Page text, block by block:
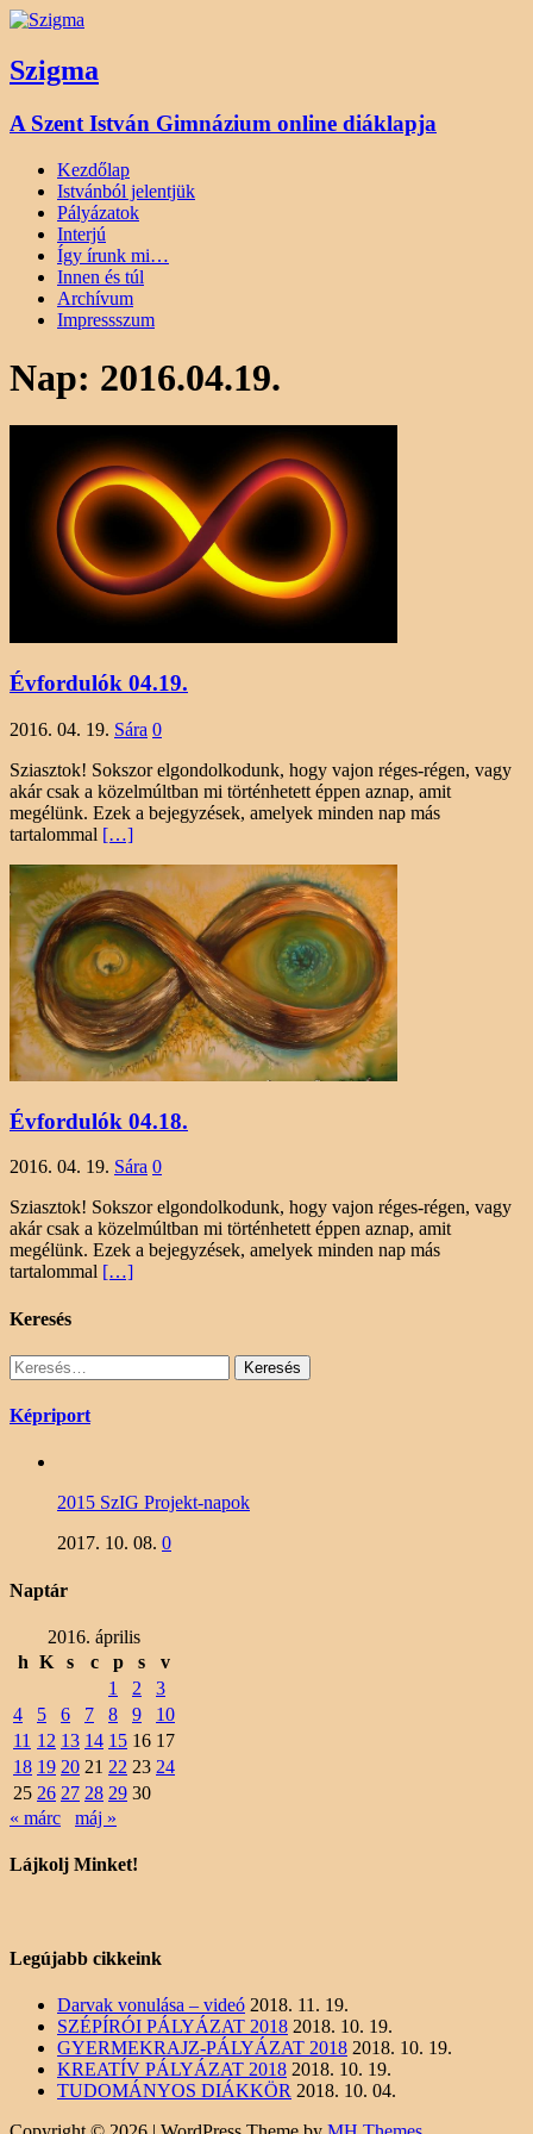
Szigma
A Szent István Gimnázium online diáklapja
Kezdőlap
Istvánból jelentjük
Pályázatok
Interjú
Így írunk mi…
Innen és túl
Archívum
Impressszum
Nap: 2016.04.19.
Évfordulók 04.19.
2016. 04. 19. Sára 0
Sziasztok! Sokszor elgondolkodunk, hogy vajon réges-régen, vagy
akár csak a közelmúltban mi történhetett éppen aznap, amit
megélünk. Ezek a bejegyzések, amelyek minden nap más
tartalommal […]
Évfordulók 04.18.
2016. 04. 19. Sára 0
Sziasztok! Sokszor elgondolkodunk, hogy vajon réges-régen, vagy
akár csak a közelmúltban mi történhetett éppen aznap, amit
megélünk. Ezek a bejegyzések, amelyek minden nap más
tartalommal […]
Keresés
Keresés:
Képriport
2015 SzIG Projekt-napok
2017. 10. 08. 0
Naptár
2016. április
h K s c p s
v
1
2
3
4
5 6 7 8 9
10
11 12 13 14 15 16 17
18 19 20 21 22 23 24
25 26 27 28 29 30
« márc
máj »
Lájkolj Minket!
Legújabb cikkeink
Darvak vonulása – videó 2018. 11. 19.
SZÉPÍRÓI PÁLYÁZAT 2018 2018. 10. 19.
GYERMEKRAJZ-PÁLYÁZAT 2018 2018. 10. 19.
KREATÍV PÁLYÁZAT 2018 2018. 10. 19.
TUDOMÁNYOS DIÁKKÖR 2018. 10. 04.